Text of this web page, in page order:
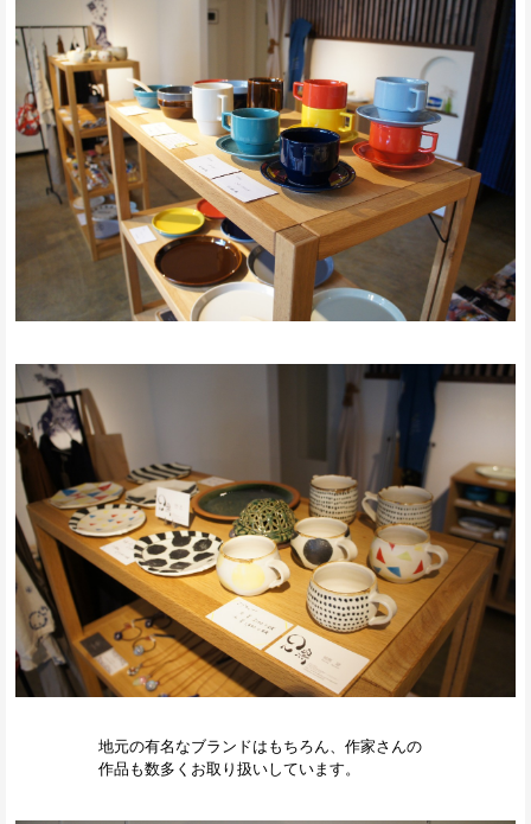
地元の有名なブランドはもちろん、作家さんの
作品も数多くお取り扱いしています。